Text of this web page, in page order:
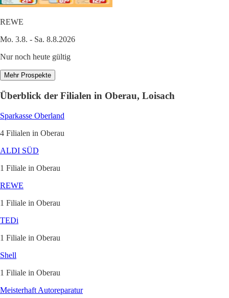
REWE
Mo. 3.8. - Sa. 8.8.2026
Nur noch heute gültig
Mehr Prospekte
Überblick der Filialen in Oberau, Loisach
Sparkasse Oberland
4 Filialen in Oberau
ALDI SÜD
1 Filiale in Oberau
REWE
1 Filiale in Oberau
TEDi
1 Filiale in Oberau
Shell
1 Filiale in Oberau
Meisterhaft Autoreparatur